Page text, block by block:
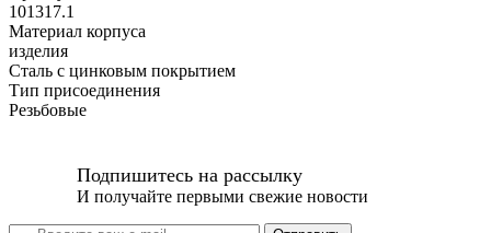
101317.1
Материал корпуса
изделия
Сталь с цинковым покрытием
Тип присоединения
Резьбовые
Подпишитесь на рассылку
И получайте первыми свежие новости